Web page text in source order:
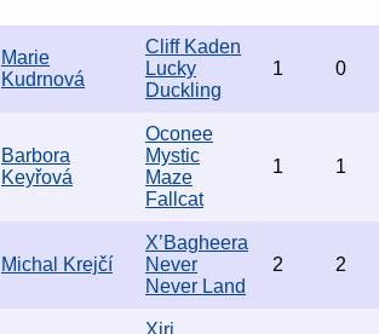
Marie
Kudrnová
Cliff Kaden
Lucky
Duckling
1 0
Barbora
Keyřová
Oconee
Mystic
Maze
Fallcat
1 1
Michal Krejčí
X’Bagheera
Never
Never Land
2 2